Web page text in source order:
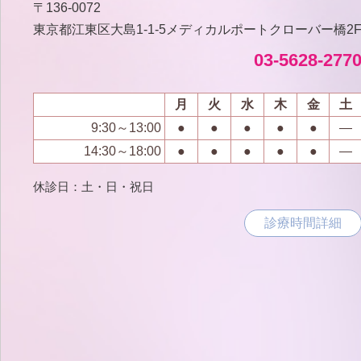
〒136‐0072
東京都江東区大島1‐1‐5 メディカルポートクローバー橋2F
03-5628-2770
月 火 水 木 金
土
9:30～13:00
● ● ● ● ●
―
14:30～18:00
● ● ● ● ● ―
休診日：土・日・祝日
診療時間詳細